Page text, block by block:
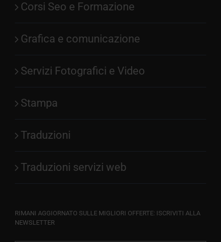
Corsi Seo e Formazione
Grafica e comunicazione
Servizi Fotografici e Video
Stampa
Traduzioni
Traduzioni servizi web
RIMANI AGGIORNATO SULLE MIGLIORI OFFERTE: ISCRIVITI ALLA
NEWSLETTER